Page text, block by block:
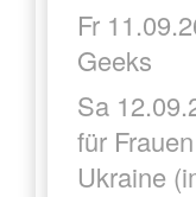
Fr
Geeks
Sa
für
Ukraine